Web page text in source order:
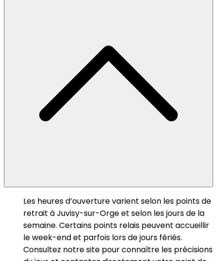
Les heures d’ouverture varient selon les points de
retrait à Juvisy-sur-Orge et selon les jours de la
semaine. Certains points relais peuvent accueillir
le week-end et parfois lors de jours fériés.
Consultez notre site pour connaître les précisions